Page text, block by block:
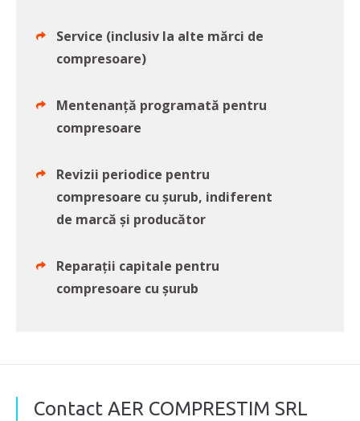
Service (inclusiv la alte mărci de
compresoare)
Mentenanță programată pentru
compresoare
Revizii periodice pentru
compresoare cu șurub, indiferent
de marcă și producător
Reparații capitale pentru
compresoare cu șurub
Contact AER COMPRESTIM SRL